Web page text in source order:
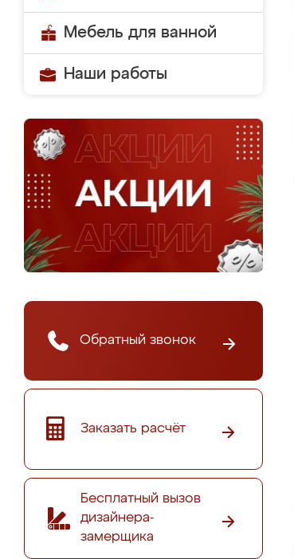
Мебель для ванной
Наши работы
Обратный звонок
Заказать расчёт
Бесплатный вызов
дизайнера-
замерщика